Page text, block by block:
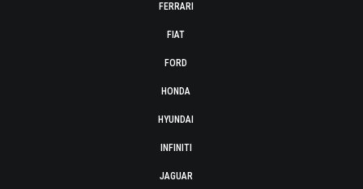
FERRARI
FIAT
FORD
HONDA
HYUNDAI
INFINITI
JAGUAR